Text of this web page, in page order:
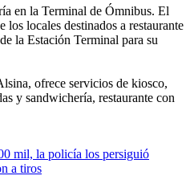
en la Terminal de Ómnibus. El
locales destinados a restaurante
la Estación Terminal para su
ofrece servicios de kiosco,
y sandwichería, restaurante con
mil, la policía los persiguió
a tiros